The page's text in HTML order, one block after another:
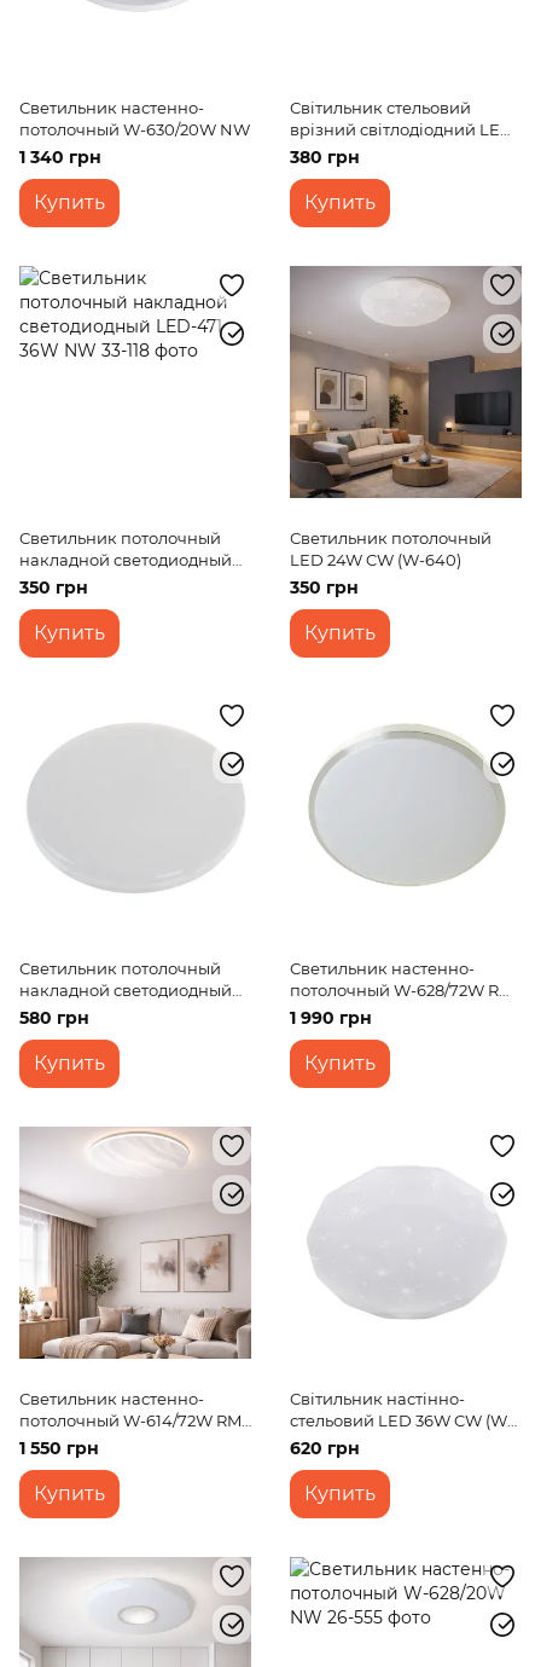
Светильник настенно-
потолочный W-630/20W NW
1 340 грн
Купить
Світильник стельовий
врізний світлодіодний LED-
37R/20W NW led
380 грн
Купить
Светильник потолочный
накладной светодиодный
LED-471 36W NW
350 грн
Купить
Светильник потолочный
LED 24W CW (W-640)
350 грн
Купить
Светильник потолочный
накладной светодиодный
LED-471/50W CW
580 грн
Купить
Светильник настенно-
потолочный W-628/72W RM
WW+NW+CW
1 990 грн
Купить
Светильник настенно-
потолочный W-614/72W RM
WW+CW+NW
1 550 грн
Купить
Світильник настінно-
стельовий LED 36W CW (W-
639)
620 грн
Купить